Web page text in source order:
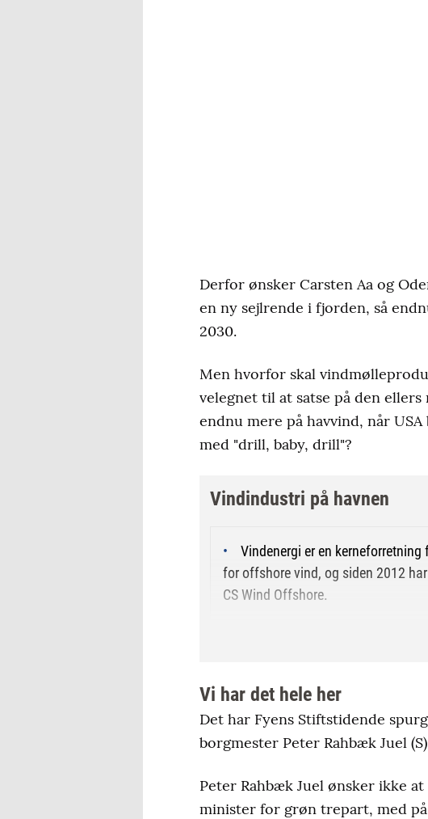
Derfor ønsker Carsten Aa og
en ny sejlrende i fjorden, så
2030.
Men hvorfor skal
velegnet til at satse på den
endnu mere på havvind, når
med "drill, baby, drill"?
Vindindustri på havnen
Vindenergi er en
for offshore vind, og siden 2012
CS Wind Offshore.
Eksempelvis produceres naceller
lange vinger og kan levere strøm til
Odense Havn er ejet af
Kerteminde Kommune, da havnen
Vi har det hele her
Det har Fyens Stiftstidende
borgmester Peter Rahbæk Juel
Peter Rahbæk Juel ønsker ikke
minister for grøn trepart, med